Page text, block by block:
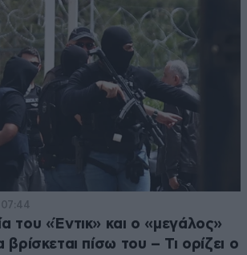
07:44
του «Έντικ» και ο «μεγάλος»
πίσω του – Τι ορίζει ο